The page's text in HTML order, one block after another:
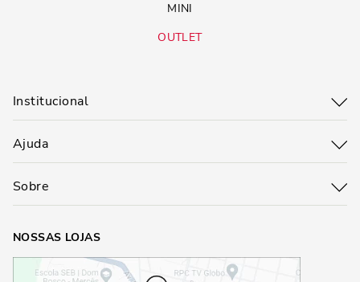
MINI
OUTLET
Institucional
Ajuda
Sobre
NOSSAS LOJAS